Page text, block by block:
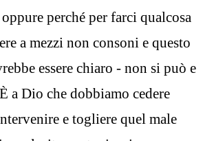
perché per farci qualcosa
a mezzi non consoni e questo
essere chiaro - non si può e
a Dio che dobbiamo cedere
e togliere quel male